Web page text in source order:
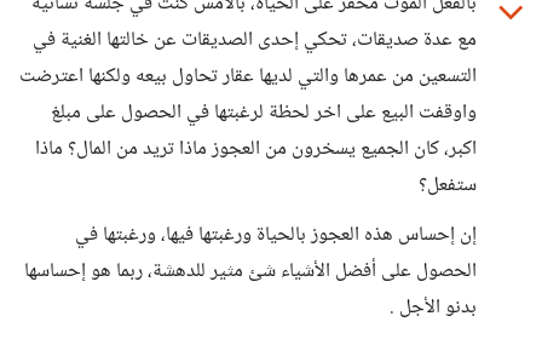
مع عدة صديقات، تحكي إحدى الصديقات عن خالتها الغنية في
التسعين من عمرها والتي لديها عقار تحاول بيعه ولكنها اعترضت
واوقفت البيع على اخر لحظة لرغبتها في الحصول على مبلغ
اكبر، كان الجميع يسخرون من العجوز ماذا تريد من المال؟ ماذا
ستفعل؟
إن إحساس هذه العجوز بالحياة ورغبتها فيها، ورغبتها في
الحصول على أفضل الأشياء شئ مثير للدهشة، ربما هو إحساسها
بدنو الأجل .